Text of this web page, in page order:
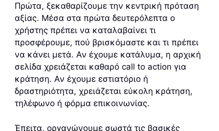
Πρώτα, ξεκαθαρίζουμε την κεντρική πρόταση
αξίας. Μέσα στα πρώτα δευτερόλεπτα ο
χρήστης πρέπει να καταλαβαίνει τι
προσφέρουμε, πού βρισκόμαστε και τι πρέπει
να κάνει μετά. Αν έχουμε κατάλυμα, η αρχική
σελίδα χρειάζεται καθαρό call to action για
κράτηση. Αν έχουμε εστιατόριο ή
δραστηριότητα, χρειάζεται εύκολη κράτηση,
τηλέφωνο ή φόρμα επικοινωνίας.
Έπειτα, οργανώνουμε σωστά τις βασικές